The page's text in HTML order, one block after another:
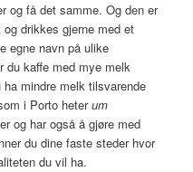
og få det samme. Og den er
drikkes gjerne med et
egne navn på ulike
du kaffe med mye melk
mindre melk tilsvarende
i Porto heterum
og har også å gjøre med
du dine faste steder hvor
du vil ha.